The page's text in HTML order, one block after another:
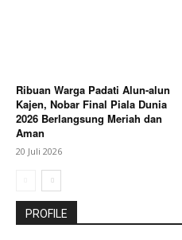
Ribuan Warga Padati Alun-alun
Kajen, Nobar Final Piala Dunia
2026 Berlangsung Meriah dan
Aman
20 Juli 2026
PROFILE